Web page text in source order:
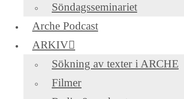
Söndagsseminariet
Arche Podcast
ARKIV
Sökning av texter i ARCHE
Filmer